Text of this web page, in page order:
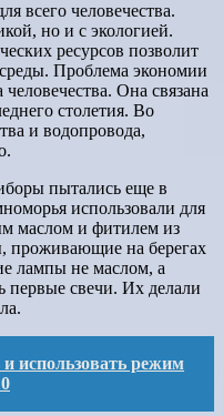
всего человечества.
но и с экологией.
ресурсов позволит
Проблема экономии
Она связана
столетия. Во
и водопровода,
пытались еще в
использовали для
маслом и фитилем из
проживающие на берегах
лампы не маслом, а
первые свечи. Их делали
использовать режим